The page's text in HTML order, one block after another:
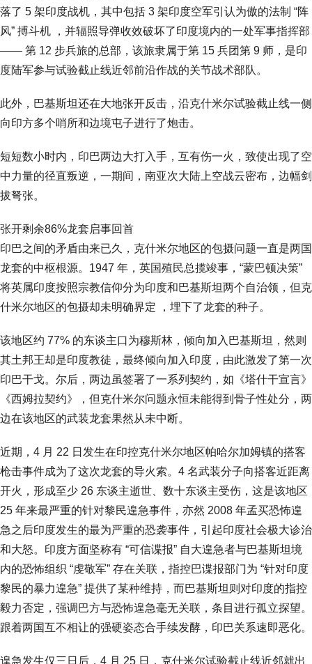
落了 5 架印度战机，其中包括 3 架印度空军引认为傲的法制 “阵
风” 搏斗机 ，并辐照导弹收效破坏了印度境内的一处军事指挥部
—— 第 12 步兵旅的总部，该旅隶属于第 15 兵团第 9 师，是印
度陆军参与试验截止线近邻前沿作战的关节战术部队。
此外，巴基斯坦还在大地张开反击，沿克什米尔试验截止线一侧
向印方多个哨所和边境屯子进行了炮击。
短短数小时内，印巴两边大打入手，互有伤一火，致使出现了空
中力量的径直叛逆，一期间，南亚次大陆上空战云密布，边幅剑
拔弩张。
张开剩余86%龙套启事回首
印巴之间的矛盾由来已久，克什米尔地区的包摄问题一直是两国
龙套的中枢根源。1947 年，英国殖民总揽竣事，“蒙巴顿决策”
将英属印度按照宗教信仰分为印度和巴基斯坦两个自治领，但克
什米尔地区的包摄却未明确界定 ，埋下了龙套的种子。
该地区约 77% 的东谈主口为穆斯林，倾向加入巴基斯坦，然则
其土邦王却是印度教徒，最终倾向加入印度，由此激发了第一次
印巴干戈。尔后，两边虽签署了一系列契约，如《塔什干宣言》
《西姆拉契约》，但克什米尔问题永恒未能得到骨子性处分，两
边在该地区的武装龙套果然从未中断。
近期，4 月 22 日发生在印控克什米尔地区帕哈尔加姆镇的搭客
枪击事件成为了这次龙套的导火索。4 名武装分子向搭客近距离
开火，形成至少 26 东谈主逝世、数十东谈主受伤，这是该地区
25 年来最严重的针对黎民遑急事件，亦然 2008 年孟买恐怖遑
急之后印度发生的最为严重的恐袭事件，引起印度社会极大诊治
和大怒。印度方面坚称有 “可信谍报” 自大遑急者与巴基斯坦境
内的恐怖组织 “虔敬军” 存在关联，指控巴谍报部门为 “针对印度
黎民的暴力遑急” 提供了某种维持，而巴基斯坦则对印度的指控
毅力否定，强调巴方与恐怖遑急毫无关联，条目进行孤立探望。
跟着两国互不相让的强硬姿态合手续发酵，印巴关系速即恶化。
遑急发生仅三日后，4 月 25 日，克什米尔试验截止线近邻就出